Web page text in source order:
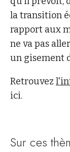
la transition
rapport aux
ne va pas
un gisement
Retrouvez
ici.
Sur ces